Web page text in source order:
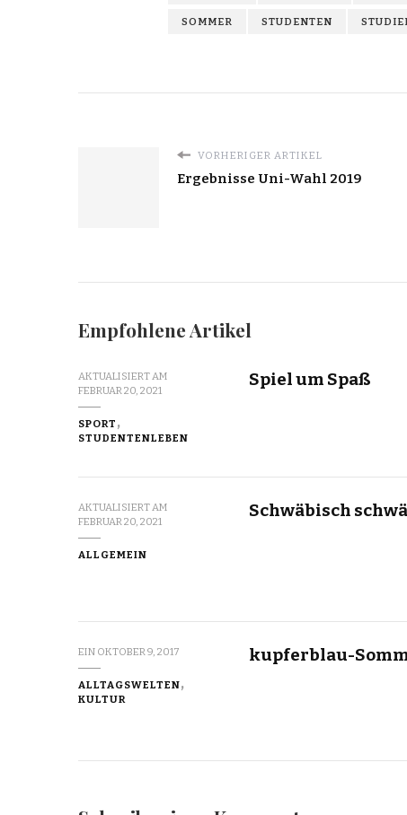
SOMMER STUDENTEN
VORHERIGER ARTIKEL
Ergebnisse Uni-Wahl 2019
Empfohlene Artikel
AKTUALISIERT AM
FEBRUAR 20, 2021
SPORT
STUDENTENLEBEN
Spiel um Spaß
AKTUALISIERT AM
FEBRUAR 20, 2021
ALLGEMEIN
Schwäbisch
EIN OKTOBER 9, 2017
ALLTAGSWELTEN
KULTUR
kupferblau-